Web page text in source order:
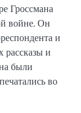
Гроссмана
войне. Он
и
рассказы и
были
во